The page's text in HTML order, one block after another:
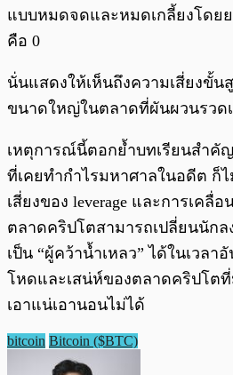
แบบหมดจดและหมดเกลี้ยงโดย
คือ 0
นั่นแสดงให้เห็นถึงความเสี่ยงขั้น
ขนาดใหญ่ในตลาดที่ผันผวนรวด
เหตุการณ์นี้ตอกย้ำบทเรียนสำคั
ที่เคยทำกำไรมหาศาลในอดีต ก็
เสี่ยงของ leverage และการเคลื่
ตลาดคริปโตสามารถเปลี่ยนนัก
เป็น “ผู้คว้าน้ำเหลว” ได้ในเวล
โหดและเสน่ห์ของตลาดคริปโต
เอาแน่เอานอนไม่ได้
bitcoin Bitcoin ($BTC)